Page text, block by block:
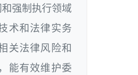
强制执行领域
术和法律实务
关法律风险和
能有效维护委